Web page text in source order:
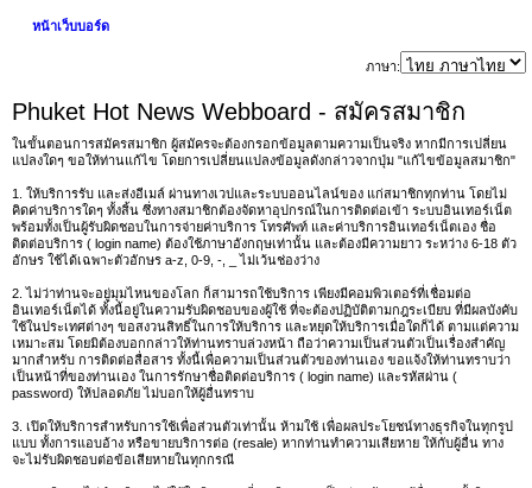
หน้าเว็บบอร์ด
นห
ภาษา:
Phuket Hot News Webboard - สมัครสมาชิก
ในขั้นตอนการสมัครสมาชิก ผู้สมัครจะต้องกรอกข้อมูลตามความเป็นจริง หากมีการเปลี่ยน
แปลงใดๆ ขอให้ท่านแก้ไข โดยการเปลี่ยนแปลงข้อมูลดังกล่าวจากปุ่ม "แก้ไขข้อมูลสมาชิก"
1. ให้บริการรับ และส่งอีเมล์ ผ่านทางเวปและระบบออนไลน์ของ แก่สมาชิกทุกท่าน โดยไม่
คิดค่าบริการใดๆ ทั้งสิ้น ซึ่งทางสมาชิกต้องจัดหาอุปกรณ์ในการติดต่อเข้า ระบบอินเทอร์เน็ต
พร้อมทั้งเป็นผู้รับผิดชอบในการจ่ายค่าบริการ โทรศัพท์ และค่าบริการอินเทอร์เน็ตเอง ชื่อ
ติดต่อบริการ ( login name) ต้องใช้ภาษาอังกฤษเท่านั้น และต้องมีความยาว ระหว่าง 6-18 ตัว
อักษร ใช้ได้เฉพาะตัวอักษร a-z, 0-9, -, _ ไม่เว้นช่องว่าง
2. ไม่ว่าท่านจะอยู่มุมไหนของโลก ก็สามารถใช้บริการ เพียงมีคอมพิวเตอร์ที่เชื่อมต่อ
อินเทอร์เน็ตได้ ทั้งนี้อยู่ในความรับผิดชอบของผู้ใช้ ที่จะต้องปฏิบัติตามกฎระเบียบ ที่มีผลบังคับ
ใช้ในประเทศต่างๆ ขอสงวนสิทธิ์ในการให้บริการ และหยุดให้บริการเมื่อใดก็ได้ ตามแต่ความ
เหมาะสม โดยมิต้องบอกกล่าวให้ท่านทราบล่วงหน้า ถือว่าความเป็นส่วนตัวเป็นเรื่องสำคัญ
มากสำหรับ การติดต่อสื่อสาร ทั้งนี้เพื่อความเป็นส่วนตัวของท่านเอง ขอแจ้งให้ท่านทราบว่า
เป็นหน้าที่ของท่านเอง ในการรักษาชื่อติดต่อบริการ ( login name) และรหัสผ่าน (
password) ให้ปลอดภัย ไม่บอกให้ผู้อื่นทราบ
3. เปิดให้บริการสำหรับการใช้เพื่อส่วนตัวเท่านั้น ห้ามใช้ เพื่อผลประโยชน์ทางธุรกิจในทุกรูป
แบบ ทั้งการแอบอ้าง หรือขายบริการต่อ (resale) หากท่านทำความเสียหาย ให้กับผู้อื่น ทาง
จะไม่รับผิดชอบต่อข้อเสียหายในทุกกรณี